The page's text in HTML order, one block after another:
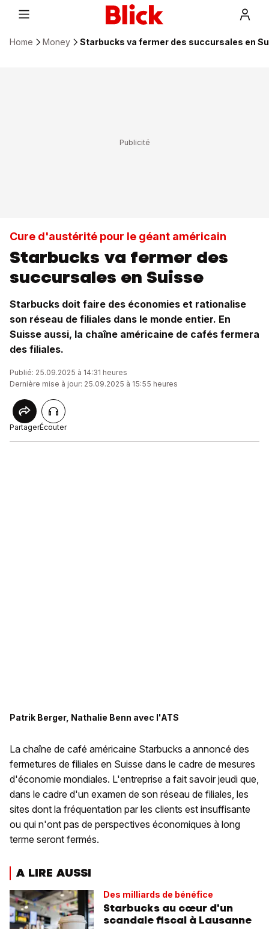
Home Money Starbucks va fermer des succursales en
Cure d'austérité pour le géant américain
Starbucks va fermer des
succursales en Suisse
Starbucks doit faire des économies et rationalise
son réseau de filiales dans le monde entier. En
Suisse aussi, la chaîne américaine de cafés fermera
des filiales.
Publié: 25.09.2025 à 14:31 heures
Dernière mise à jour: 25.09.2025 à 15:55 heures
PartagerÉcouter
Patrik Berger, Nathalie Benn avec l'ATS
La chaîne de café américaine Starbucks a annoncé des
fermetures de filiales en Suisse dans le cadre de mesures
d'économie mondiales. L'entreprise a fait savoir jeudi que,
dans le cadre d'un examen de son réseau de filiales, les
sites dont la fréquentation par les clients est insuffisante
ou qui n'ont pas de perspectives économiques à long
terme seront fermés.
A LIRE AUSSI
Des milliards de bénéfice
Starbucks au cœur d'un
scandale fiscal à Lausanne